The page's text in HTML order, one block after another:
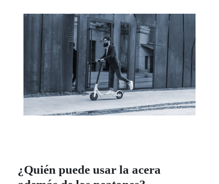
¿Quién puede usar la acera